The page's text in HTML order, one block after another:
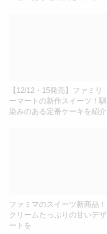
【12/12・15発売】ファミリ
ーマートの新作スイーツ！馴
染みのある定番ケーキを紹介
ファミマのスイーツ新商品！
クリームたっぷりの甘いデザ
ートを